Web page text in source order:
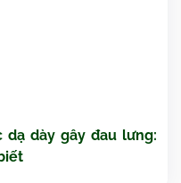
dày gây đau lưng: